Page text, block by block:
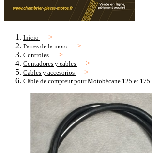
Inicio
Partes de la moto
Controles
Contadores y cables
Cables y accesorios
Câble de compteur pour Motobécane 125 et 175.